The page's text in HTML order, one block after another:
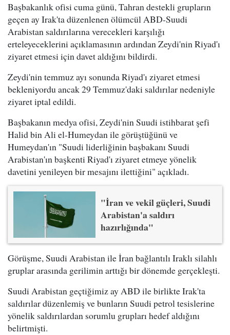
Başbakanlık ofisi cuma günü, Tahran destekli grupların
geçen ay Irak'ta düzenlenen ölümcül ABD-Suudi
Arabistan saldırılarına verecekleri karşılığı
erteleyeceklerini açıklamasının ardından Zeydi'nin Riyad'ı
ziyaret etmesi için davet aldığını bildirdi.
Zeydi'nin temmuz ayı sonunda Riyad'ı ziyaret etmesi
bekleniyordu ancak 29 Temmuz'daki saldırılar nedeniyle
ziyaret iptal edildi.
Başbakanın medya ofisi, Zeydi'nin Suudi istihbarat şefi
Halid bin Ali el-Humeydan ile görüştüğünü ve
Humeydan'ın "Suudi liderliğinin başbakanı Suudi
Arabistan'ın başkenti Riyad'ı ziyaret etmeye yönelik
davetini yenileyen bir mesajını ilettiğini" açıkladı.
"İran ve vekil güçleri, Suudi
Arabistan'a saldırı
hazırlığında"
Görüşme, Suudi Arabistan ile İran bağlantılı Iraklı silahlı
gruplar arasında gerilimin arttığı bir dönemde gerçekleşti.
Suudi Arabistan geçtiğimiz ay ABD ile birlikte Irak'ta
saldırılar düzenlemiş ve bunların Suudi petrol tesislerine
yönelik saldırılardan sorumlu grupları hedef aldığını
belirtmişti.